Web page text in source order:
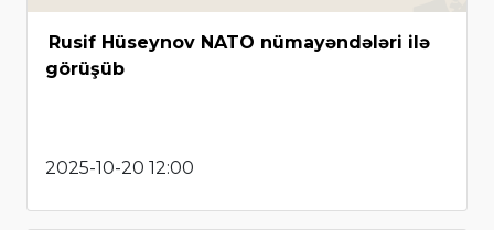
Rusif Hüseynov NATO nümayəndələri ilə
görüşüb
2025-10-20 12:00